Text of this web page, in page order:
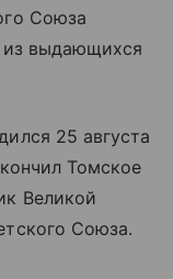
Союза
из выдающихся
25 августа
Томское
Великой
Союза.